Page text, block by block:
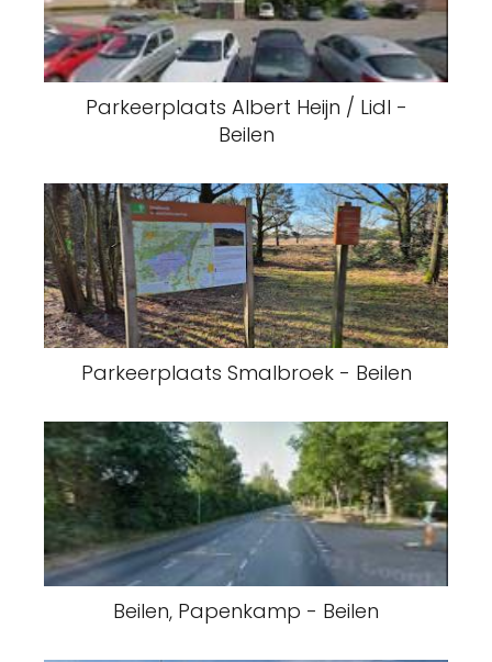
Parkeerplaats Albert Heijn / Lidl -
Beilen
Parkeerplaats Smalbroek - Beilen
Beilen, Papenkamp - Beilen